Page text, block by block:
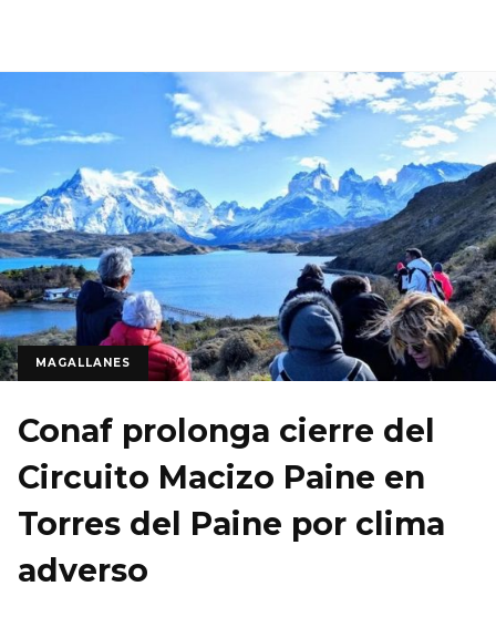
MAGALLANES
Conaf prolonga cierre del
Circuito Macizo Paine en
Torres del Paine por clima
adverso